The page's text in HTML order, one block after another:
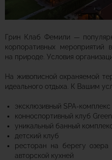
Грин Клаб Фемили —
корпоративных мероприятий
на природе. Условия
На живописной охраняемой
идеального отдыха. К Вашим
эксклюзивный SPA-комплекс
конноспортивный клуб
уникальный банный
детский клуб
ресторан на берегу
авторской кухней